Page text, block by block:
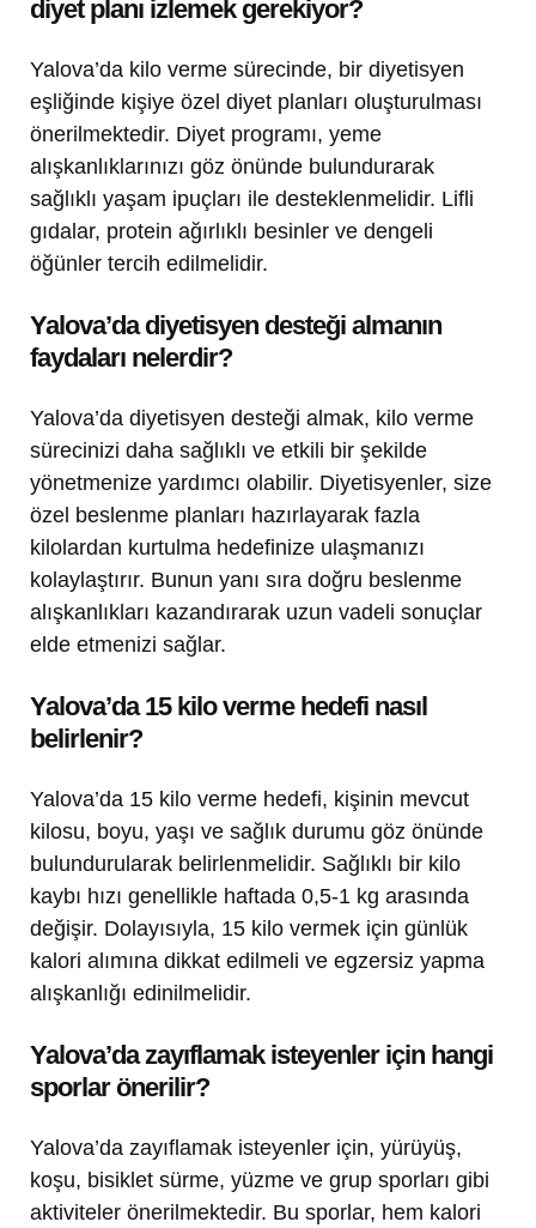
diyet planı izlemek gerekiyor?
Yalova’da kilo verme sürecinde, bir diyetisyen
eşliğinde kişiye özel diyet planları oluşturulması
önerilmektedir. Diyet programı, yeme
alışkanlıklarınızı göz önünde bulundurarak
sağlıklı yaşam ipuçları ile desteklenmelidir. Lifli
gıdalar, protein ağırlıklı besinler ve dengeli
öğünler tercih edilmelidir.
Yalova’da diyetisyen desteği almanın
faydaları nelerdir?
Yalova’da diyetisyen desteği almak, kilo verme
sürecinizi daha sağlıklı ve etkili bir şekilde
yönetmenize yardımcı olabilir. Diyetisyenler, size
özel beslenme planları hazırlayarak fazla
kilolardan kurtulma hedefinize ulaşmanızı
kolaylaştırır. Bunun yanı sıra doğru beslenme
alışkanlıkları kazandırarak uzun vadeli sonuçlar
elde etmenizi sağlar.
Yalova’da 15 kilo verme hedefi nasıl
belirlenir?
Yalova’da 15 kilo verme hedefi, kişinin mevcut
kilosu, boyu, yaşı ve sağlık durumu göz önünde
bulundurularak belirlenmelidir. Sağlıklı bir kilo
kaybı hızı genellikle haftada 0,5-1 kg arasında
değişir. Dolayısıyla, 15 kilo vermek için günlük
kalori alımına dikkat edilmeli ve egzersiz yapma
alışkanlığı edinilmelidir.
Yalova’da zayıflamak isteyenler için hangi
sporlar önerilir?
Yalova’da zayıflamak isteyenler için, yürüyüş,
koşu, bisiklet sürme, yüzme ve grup sporları gibi
aktiviteler önerilmektedir. Bu sporlar, hem kalori